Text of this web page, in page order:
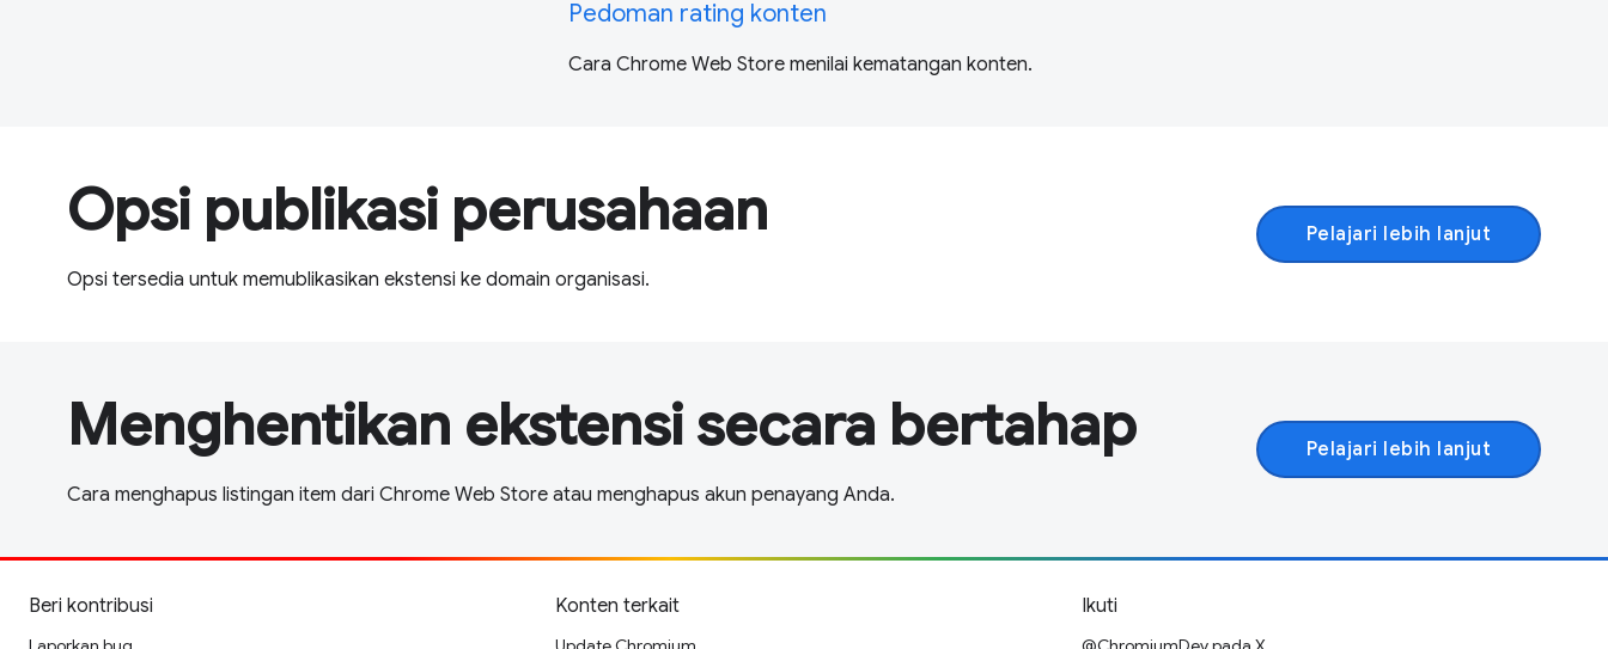
Pedoman rating konten
Cara Chrome Web Store menilai kematangan konten.
Opsi publikasi perusahaan
Opsi tersedia untuk memublikasikan ekstensi ke domain organisasi.
Pelajari lebih lanjut
Menghentikan ekstensi secara bertahap
Cara menghapus listingan item dari Chrome Web Store atau menghapus akun penayang Anda.
Pelajari lebih lanjut
Beri kontribusi Konten terkait Ikuti